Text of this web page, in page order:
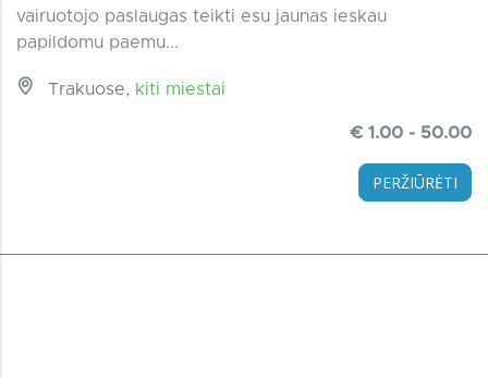
vairuotojo paslaugas teikti esu jaunas ieskau
papildomu paemu...
Trakuose, kiti miestai
€ 1.00 - 50.00
PERŽIŪRĖTI